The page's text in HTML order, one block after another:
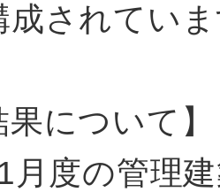
成されてい
果について】
月度の管理